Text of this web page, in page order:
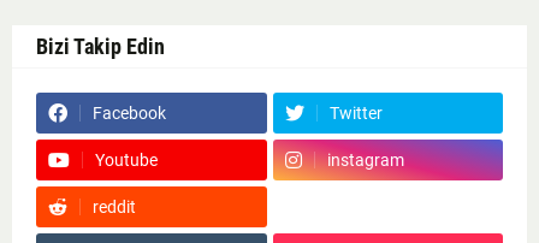
Bizi Takip Edin
Facebook Twitter
Youtube instagram
reddit